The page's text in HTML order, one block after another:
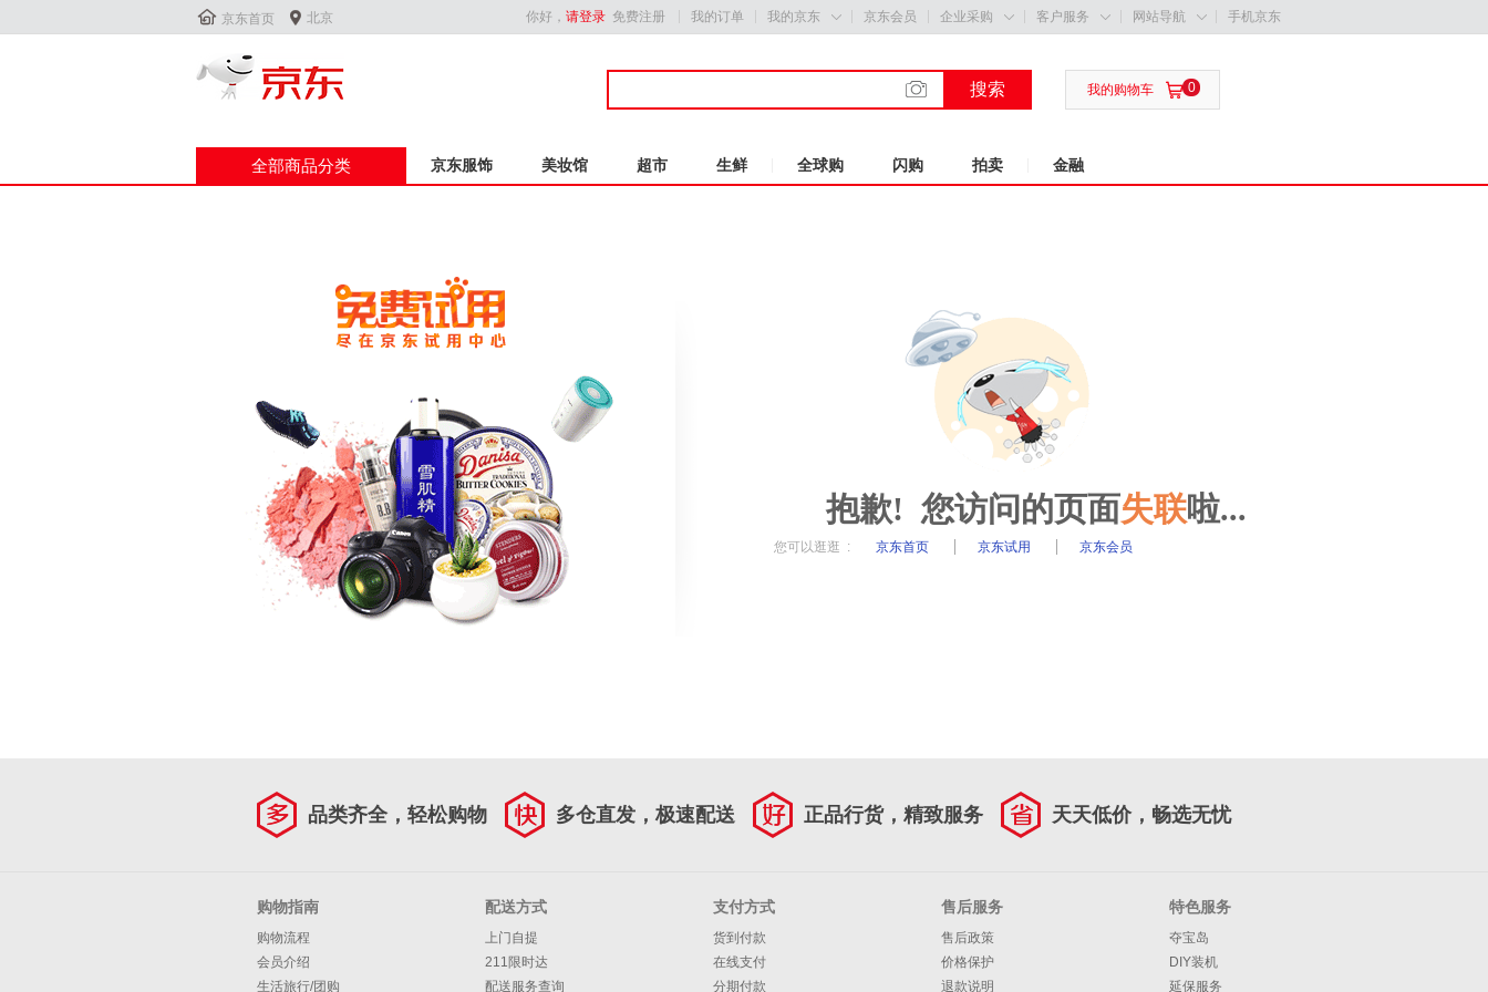
 京东首页  北京 你好， 请登录 免费注册 我的订单 我的京东  京东会员 企业采购  客户服务  网站导航  手机京东
搜索  0
我的购物车
全部商品分类 京东服饰 美妆馆 超市 生鲜 全球购 闪购 拍卖 金融
抱歉! 您访问的页面失联啦...
您可以逛逛 : 京东首页 京东试用 京东会员
品类齐全，轻松购物 多仓直发，极速配送 正品行货，精致服务 天天低价，畅选无忧
购物指南
购物流程
会员介绍
生活旅行/团购
配送方式
上门自提
211限时达
配送服务查询
支付方式
货到付款
在线支付
分期付款
售后服务
售后政策
价格保护
退款说明
特色服务
夺宝岛
DIY装机
延保服务